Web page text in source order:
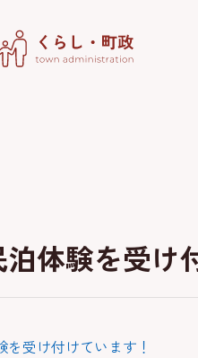
体験を受け
を受け付けています！